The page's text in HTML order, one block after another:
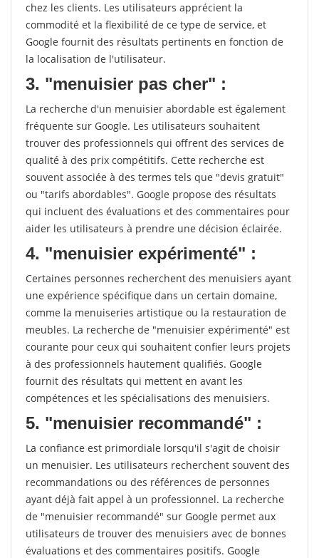
chez les clients. Les utilisateurs apprécient la
commodité et la flexibilité de ce type de service, et
Google fournit des résultats pertinents en fonction de
la localisation de l'utilisateur.
3. "menuisier pas cher" :
La recherche d'un menuisier abordable est également
fréquente sur Google. Les utilisateurs souhaitent
trouver des professionnels qui offrent des services de
qualité à des prix compétitifs. Cette recherche est
souvent associée à des termes tels que "devis gratuit"
ou "tarifs abordables". Google propose des résultats
qui incluent des évaluations et des commentaires pour
aider les utilisateurs à prendre une décision éclairée.
4. "menuisier expérimenté" :
Certaines personnes recherchent des menuisiers ayant
une expérience spécifique dans un certain domaine,
comme la menuiseries artistique ou la restauration de
meubles. La recherche de "menuisier expérimenté" est
courante pour ceux qui souhaitent confier leurs projets
à des professionnels hautement qualifiés. Google
fournit des résultats qui mettent en avant les
compétences et les spécialisations des menuisiers.
5. "menuisier recommandé" :
La confiance est primordiale lorsqu'il s'agit de choisir
un menuisier. Les utilisateurs recherchent souvent des
recommandations ou des références de personnes
ayant déjà fait appel à un professionnel. La recherche
de "menuisier recommandé" sur Google permet aux
utilisateurs de trouver des menuisiers avec de bonnes
évaluations et des commentaires positifs. Google